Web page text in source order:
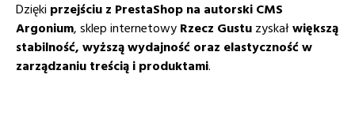
Dzięki przejściu z PrestaShop na autorski CMS
Argonium, sklep internetowy Rzecz Gustu zyskałwiększą
stabilność, wyższą wydajność oraz elastyczność w
zarządzaniu treścią i produktami.